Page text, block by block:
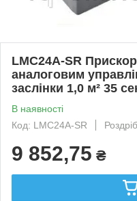
LMC24A-SR
аналоговим
заслінки 1,0 м² 35
В наявності
Код: LMC24A-SR
Роздріб
9 852,75 ₴